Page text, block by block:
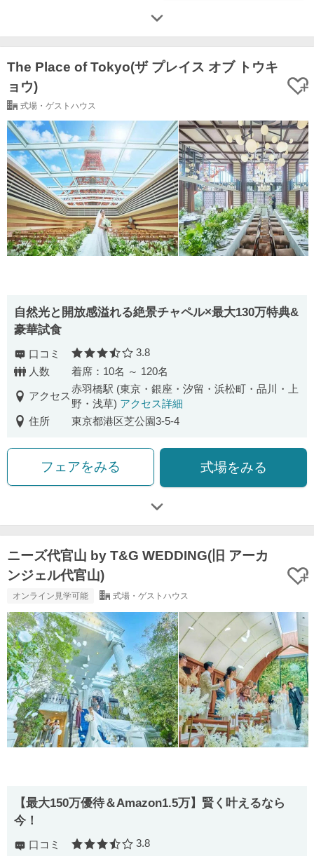
The Place of Tokyo(ザ プレイス オブ トウキ
ョウ)
式場・ゲストハウス
自然光と開放感溢れる絶景チャペル×最大130万特典&
豪華試食
口コミ 口コミ評価
3.8
人数
着席：10名 ～ 120名
アクセス
赤羽橋駅 (東京・銀座・汐留・浜松町・品川・上
野・浅草) アクセス詳細
住所
東京都港区芝公園3-5-4
フェアをみる 式場をみる
ニーズ代官山 by T&G WEDDING(旧 アーカ
ンジェル代官山)
オンライン見学可能 式場・ゲストハウス
【最⼤150万優待＆Amazon1.5万】賢く叶えるなら
今！
口コミ 口コミ評価
3.8